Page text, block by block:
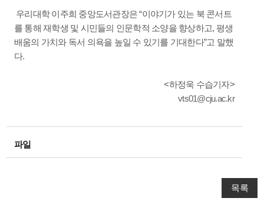
우리대학 이주희 중앙도서관장은 “이야기가 있는 북 콘서트
를 통해 재학생 및 시민들의 인문학적 소양을 향상하고, 평생
배움의 가치와 독서 의욕을 높일 수 있기를 기대한다”고 말했
다.
<하정욱 수습기자>
vts01@cju.ac.kr
파일
목록